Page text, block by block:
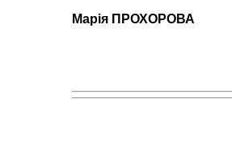
Марія ПРОХОРОВА